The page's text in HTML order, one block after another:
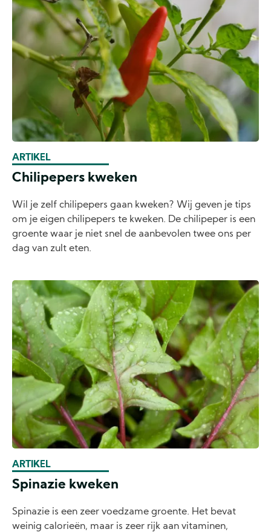
ARTIKEL
Chilipepers kweken
Wil je zelf chilipepers gaan kweken? Wij geven je tips
om je eigen chilipepers te kweken. De chilipeper is een
groente waar je niet snel de aanbevolen twee ons per
dag van zult eten.
ARTIKEL
Spinazie kweken
Spinazie is een zeer voedzame groente. Het bevat
weinig calorieën, maar is zeer rijk aan vitaminen,